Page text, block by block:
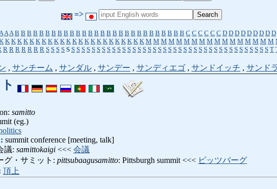
=>
A A A B B B B B B B B B B B B B B B B B B B B B B B B B B B B C C C C C C D D D D D D D D D
K K K K K K K K K K K K K K K K K K K K K K K M M M M M M M M M M M M M M M M M
R R R R R R R S S S S S S S S S S S S S S S S S S S S S S S S S S S S S S S S S S S S S S S S S S S S T
, サンチーム , サンダル , サンデー , サンディエゴ , サンドイッチ , サンド
samitto
(eg.)
summit conference [meeting, talk]
議: samittokaigi <<< 会議
グ・サミット: pittsubaagusamitto: Pittsburgh summit <<< ピッツバーグ
頂上